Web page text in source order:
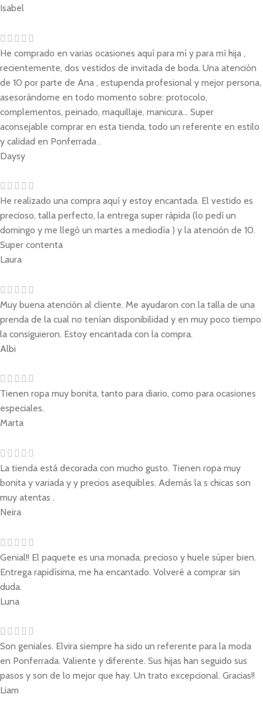
Isabel
He comprado en varias ocasiones aquí para mí y para mí hija ,
recientemente, dos vestidos de invitada de boda. Una atención
de 10 por parte de Ana , estupenda profesional y mejor persona,
asesorándome en todo momento sobre: protocolo,
complementos, peinado, maquillaje, manicura... Super
aconsejable comprar en esta tienda, todo un referente en estilo
y calidad en Ponferrada .
Daysy
He realizado una compra aquí y estoy encantada. El vestido es
precioso, talla perfecto, la entrega super rápida (lo pedí un
domingo y me llegó un martes a mediodía ) y la atención de 10.
Super contenta
Laura
Muy buena atención al cliente. Me ayudaron con la talla de una
prenda de la cual no tenían disponibilidad y en muy poco tiempo
la consiguieron. Estoy encantada con la compra.
Albi
Tienen ropa muy bonita, tanto para diario, como para ocasiones
especiales.
Marta
La tienda está decorada con mucho gusto. Tienen ropa muy
bonita y variada y y precios asequibles. Además la s chicas son
muy atentas .
Neira
Genial!! El paquete es una monada, precioso y huele súper bien.
Entrega rapidísima, me ha encantado. Volveré a comprar sin
duda.
Luna
Son geniales. Elvira siempre ha sido un referente para la moda
en Ponferrada. Valiente y diferente. Sus hijas han seguido sus
pasos y son de lo mejor que hay. Un trato excepcional. Gracias!!
Liam